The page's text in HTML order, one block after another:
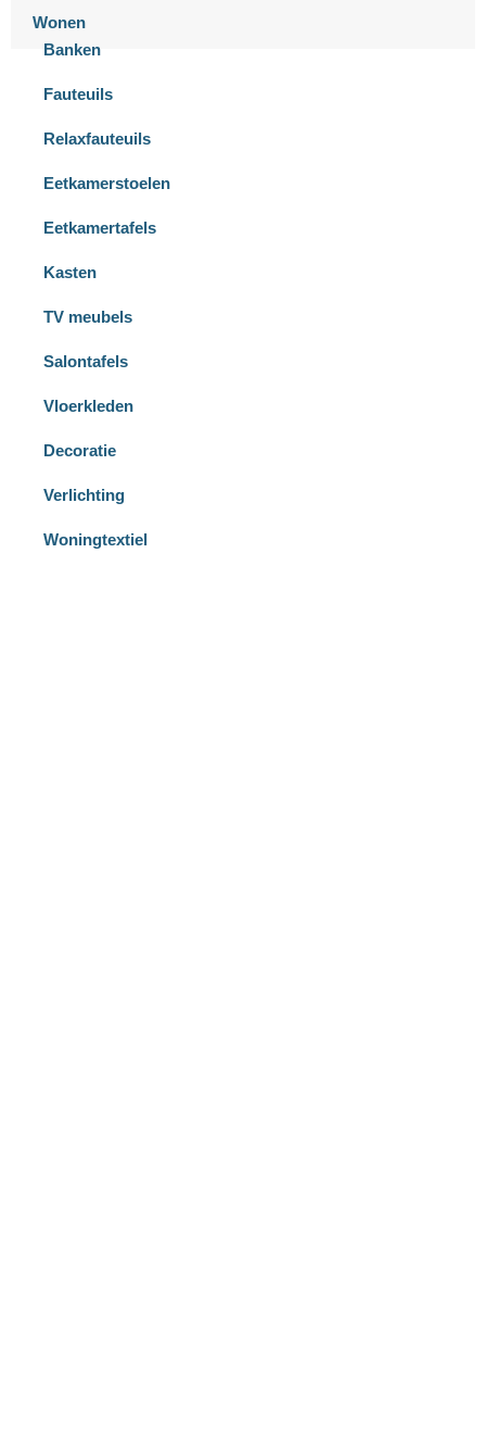
Wonen
Banken
Fauteuils
Relaxfauteuils
Eetkamerstoelen
Eetkamertafels
Kasten
TV meubels
Salontafels
Vloerkleden
Decoratie
Verlichting
Woningtextiel